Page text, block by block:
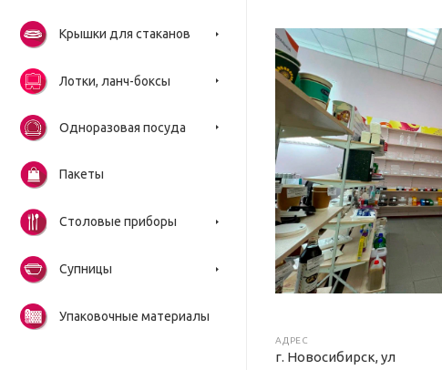
Крышки для стаканов
Лотки, ланч-боксы
Одноразовая посуда
Пакеты
Столовые приборы
Супницы
Упаковочные материалы
АДРЕС
г. Новосибирск, ул